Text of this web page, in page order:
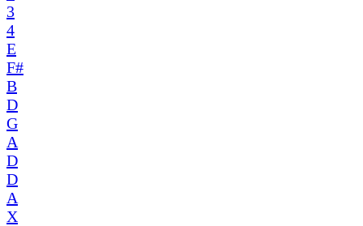
3
4
E
F#
B
D
G
A
D
D
A
X